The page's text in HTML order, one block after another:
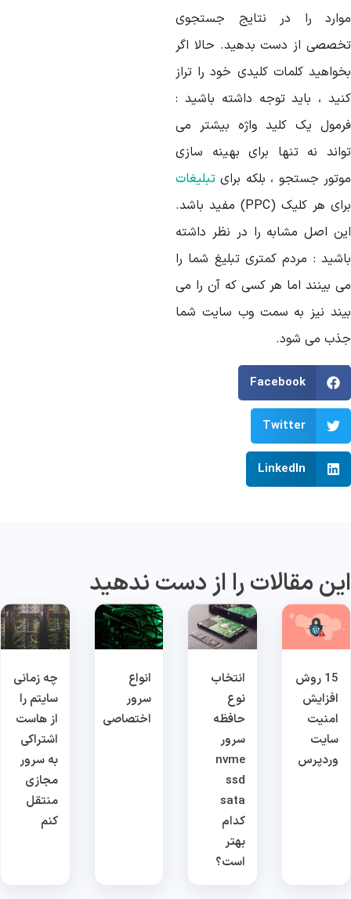
را در نتایج جستجوی
از دست بدهید. حالا اگر
کلمات کلیدی خود را تراز
، باید توجه داشته باشید :
یک کلید واژه بیشتر می
نه تنها برای بهینه سازی
جستجو ، بلکه برایتبلیغات
هر کلیک ( PPC) مفید باشد.
اصل مشابه را در نظر داشته
: مردم کمتری تبلیغ شما را
بینند اما هر کسی که آن را می
نیز به سمت وب سایت شما
می شود.
Facebook
Twitter
LinkedIn
مقالات را از دست ندهید
15 روش
افزایش
امنیت
سایت
وردپرس
انتخاب
نوع
حافظه
سرور
nvme
ssd
sata
کدام
بهتر
است؟
انواع
سرور
اختصاصی
چه زمانی
سایتم را
از هاست
اشتراکی
به سرور
مجازی
منتقل
کنم